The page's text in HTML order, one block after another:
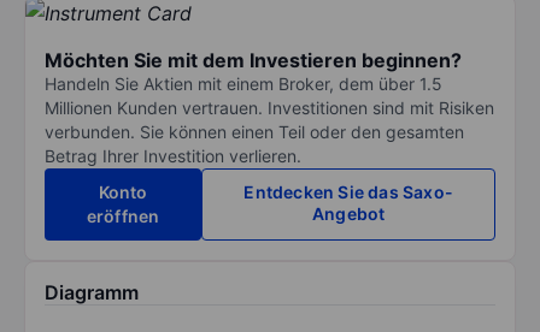
Möchten Sie mit dem Investieren beginnen?
Handeln Sie Aktien mit einem Broker, dem über 1.5
Millionen Kunden vertrauen. Investitionen sind mit Risiken
verbunden. Sie können einen Teil oder den gesamten
Betrag Ihrer Investition verlieren.
Konto
eröffnen
Entdecken Sie das Saxo-
Angebot
Diagramm